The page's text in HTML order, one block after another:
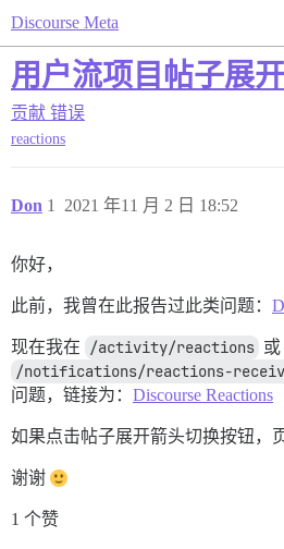
Discourse Meta
用户流项目帖子展
贡献 错误
reactions
Don 2021 年11 月 2 日 18:52
1
你好，
此前，我曾在此报告过此类问题：
现在我在 /activity/reactions 或
/notifications/reactions-
问题，链接为： Discourse Reactions
如果点击帖子展开箭头切换按钮，
谢谢
1 个赞